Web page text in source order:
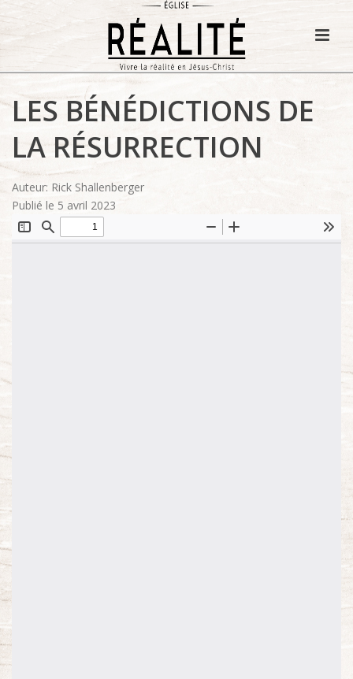
LES BÉNÉDICTIONS DE
LA RÉSURRECTION
Auteur: Rick Shallenberger
Publié le 5 avril 2023